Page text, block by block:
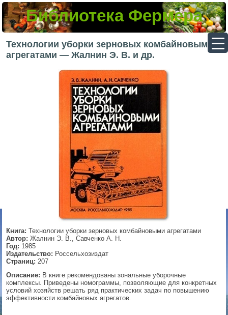
Библиотека Фермера
Технологии уборки зерновых комбайновыми
агрегатами — Жалнин Э. В. и др.
Книга: Технологии уборки зерновых комбайновыми агрегатами
Автор: Жалнин Э. В., Савченко А. Н.
Год: 1985
Издательство: Россельхозиздат
Страниц: 207
Описание: В книге рекомендованы зональные уборочные
комплексы. Приведены номограммы, позволяющие для конкретных
условий хозяйств решать ряд практических задач по повышению
эффективности комбайновых агрегатов.
▼
▼